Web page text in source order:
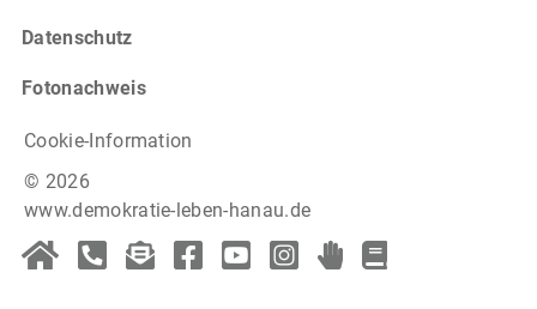
Datenschutz
Fotonachweis
Cookie-Information
© 2026
www.demokratie-leben-hanau.de